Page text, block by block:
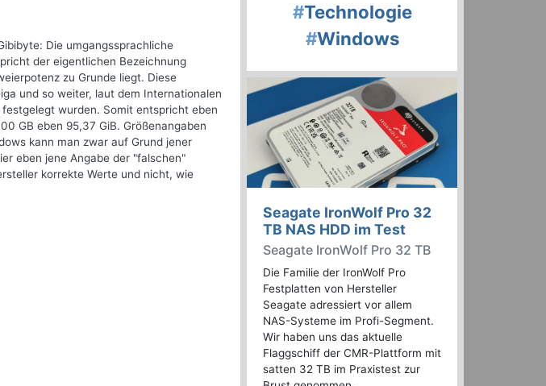
Die umgangssprachliche
der eigentlichen Bezeichnung
zu Grunde liegt. Diese
und so weiter, laut dem Internationalen
wurden. Somit entspricht eben
GB eben 95,37 GiB. Größenangaben
kann man zwar auf Grund jener
eben jene Angabe der "falschen"
korrekte Werte und nicht, wie
#Technologie
#Windows
Seagate IronWolf Pro 32
TB NAS HDD im Test
Seagate IronWolf Pro 32 TB
Die Familie der IronWolf Pro
Festplatten von Hersteller
Seagate adressiert vor allem
NAS-Systeme im Profi-Segment.
Wir haben uns das aktuelle
Flaggschiff der CMR-Plattform mit
satten 32 TB im Praxistest zur